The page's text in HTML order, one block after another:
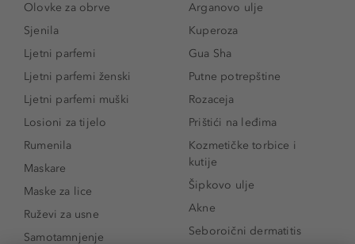
Olovke za obrve
Sjenila
Ljetni parfemi
Ljetni parfemi ženski
Ljetni parfemi muški
Losioni za tijelo
Rumenila
Maskare
Maske za lice
Ruževi za usne
Samotamnjenje
Arganovo ulje
Kuperoza
Gua Sha
Putne potrepštine
Rozaceja
Prištići na leđima
Kozmetičke torbice i
kutije
Šipkovo ulje
Akne
Seboroični dermatitis